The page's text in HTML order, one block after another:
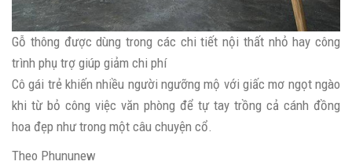
Gỗ thông được dùng trong các chi tiết nội thất nhỏ hay công
trình phụ trợ giúp giảm chi phí
Cô gái trẻ khiến nhiều người ngưỡng mộ với giấc mơ ngọt ngào
khi từ bỏ công việc văn phòng để tự tay trồng cả cánh đồng
hoa đẹp như trong một câu chuyện cổ.
Theo Phununew